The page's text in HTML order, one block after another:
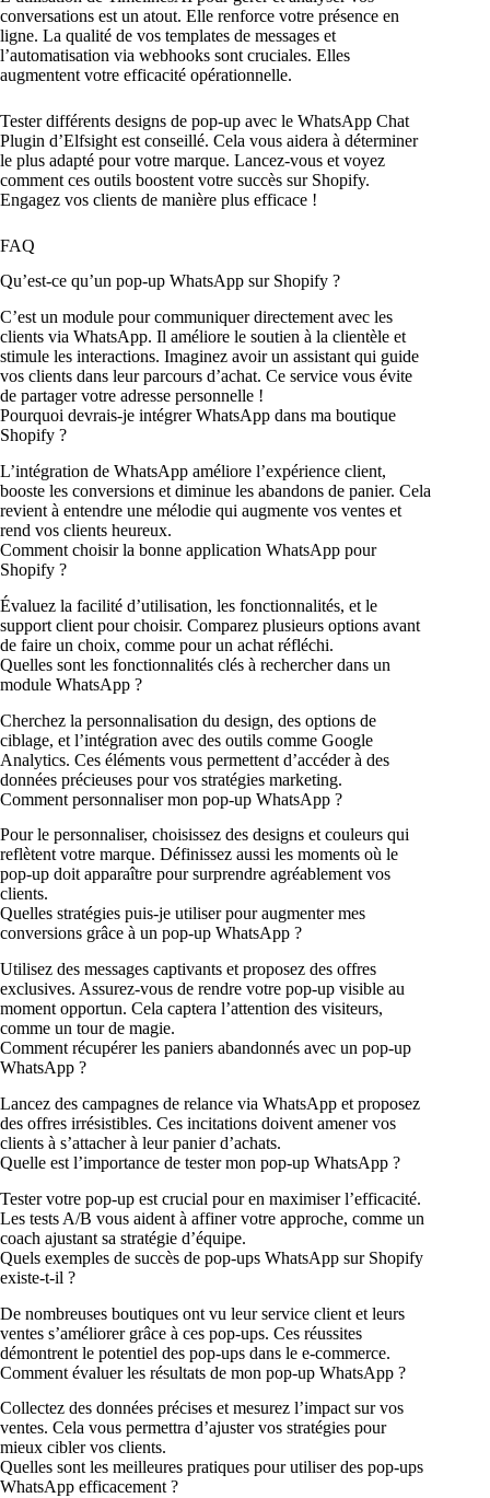
conversations est un atout. Elle renforce votre présence en
ligne. La qualité de vos templates de messages et
l’automatisation via webhooks sont cruciales. Elles
augmentent votre efficacité opérationnelle.
Tester différents designs de pop-up avec le WhatsApp Chat
Plugin d’Elfsight est conseillé. Cela vous aidera à déterminer
le plus adapté pour votre marque. Lancez-vous et voyez
comment ces outils boostent votre succès sur Shopify.
Engagez vos clients de manière plus efficace !
FAQ
Qu’est-ce qu’un pop-up WhatsApp sur Shopify ?
C’est un module pour communiquer directement avec les
clients via WhatsApp. Il améliore le soutien à la clientèle et
stimule les interactions. Imaginez avoir un assistant qui guide
vos clients dans leur parcours d’achat. Ce service vous évite
de partager votre adresse personnelle !
Pourquoi devrais-je intégrer WhatsApp dans ma boutique
Shopify ?
L’intégration de WhatsApp améliore l’expérience client,
booste les conversions et diminue les abandons de panier. Cela
revient à entendre une mélodie qui augmente vos ventes et
rend vos clients heureux.
Comment choisir la bonne application WhatsApp pour
Shopify ?
Évaluez la facilité d’utilisation, les fonctionnalités, et le
support client pour choisir. Comparez plusieurs options avant
de faire un choix, comme pour un achat réfléchi.
Quelles sont les fonctionnalités clés à rechercher dans un
module WhatsApp ?
Cherchez la personnalisation du design, des options de
ciblage, et l’intégration avec des outils comme Google
Analytics. Ces éléments vous permettent d’accéder à des
données précieuses pour vos stratégies marketing.
Comment personnaliser mon pop-up WhatsApp ?
Pour le personnaliser, choisissez des designs et couleurs qui
reflètent votre marque. Définissez aussi les moments où le
pop-up doit apparaître pour surprendre agréablement vos
clients.
Quelles stratégies puis-je utiliser pour augmenter mes
conversions grâce à un pop-up WhatsApp ?
Utilisez des messages captivants et proposez des offres
exclusives. Assurez-vous de rendre votre pop-up visible au
moment opportun. Cela captera l’attention des visiteurs,
comme un tour de magie.
Comment récupérer les paniers abandonnés avec un pop-up
WhatsApp ?
Lancez des campagnes de relance via WhatsApp et proposez
des offres irrésistibles. Ces incitations doivent amener vos
clients à s’attacher à leur panier d’achats.
Quelle est l’importance de tester mon pop-up WhatsApp ?
Tester votre pop-up est crucial pour en maximiser l’efficacité.
Les tests A/B vous aident à affiner votre approche, comme un
coach ajustant sa stratégie d’équipe.
Quels exemples de succès de pop-ups WhatsApp sur Shopify
existe-t-il ?
De nombreuses boutiques ont vu leur service client et leurs
ventes s’améliorer grâce à ces pop-ups. Ces réussites
démontrent le potentiel des pop-ups dans le e-commerce.
Comment évaluer les résultats de mon pop-up WhatsApp ?
Collectez des données précises et mesurez l’impact sur vos
ventes. Cela vous permettra d’ajuster vos stratégies pour
mieux cibler vos clients.
Quelles sont les meilleures pratiques pour utiliser des pop-ups
WhatsApp efficacement ?